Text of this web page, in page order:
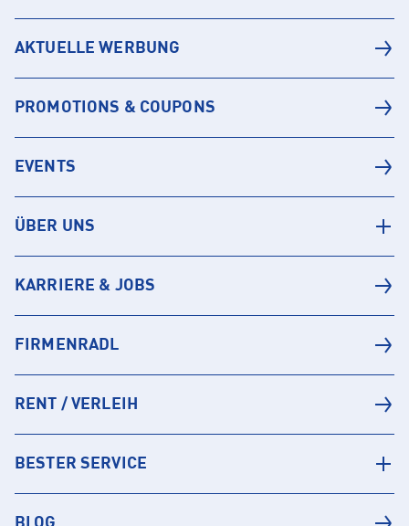
AKTUELLE WERBUNG
PROMOTIONS & COUPONS
EVENTS
ÜBER UNS
KARRIERE & JOBS
FIRMENRADL
RENT / VERLEIH
BESTER SERVICE